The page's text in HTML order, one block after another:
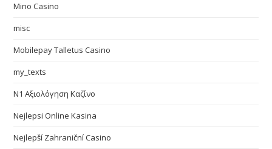
Mino Casino
misc
Mobilepay Talletus Casino
my_texts
N1 Αξιολόγηση Καζίνο
Nejlepsi Online Kasina
Nejlepší Zahraniční Casino